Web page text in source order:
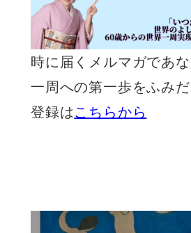
時に届くメルマガであ
一周への第一歩をふみだ
登録はこちらから